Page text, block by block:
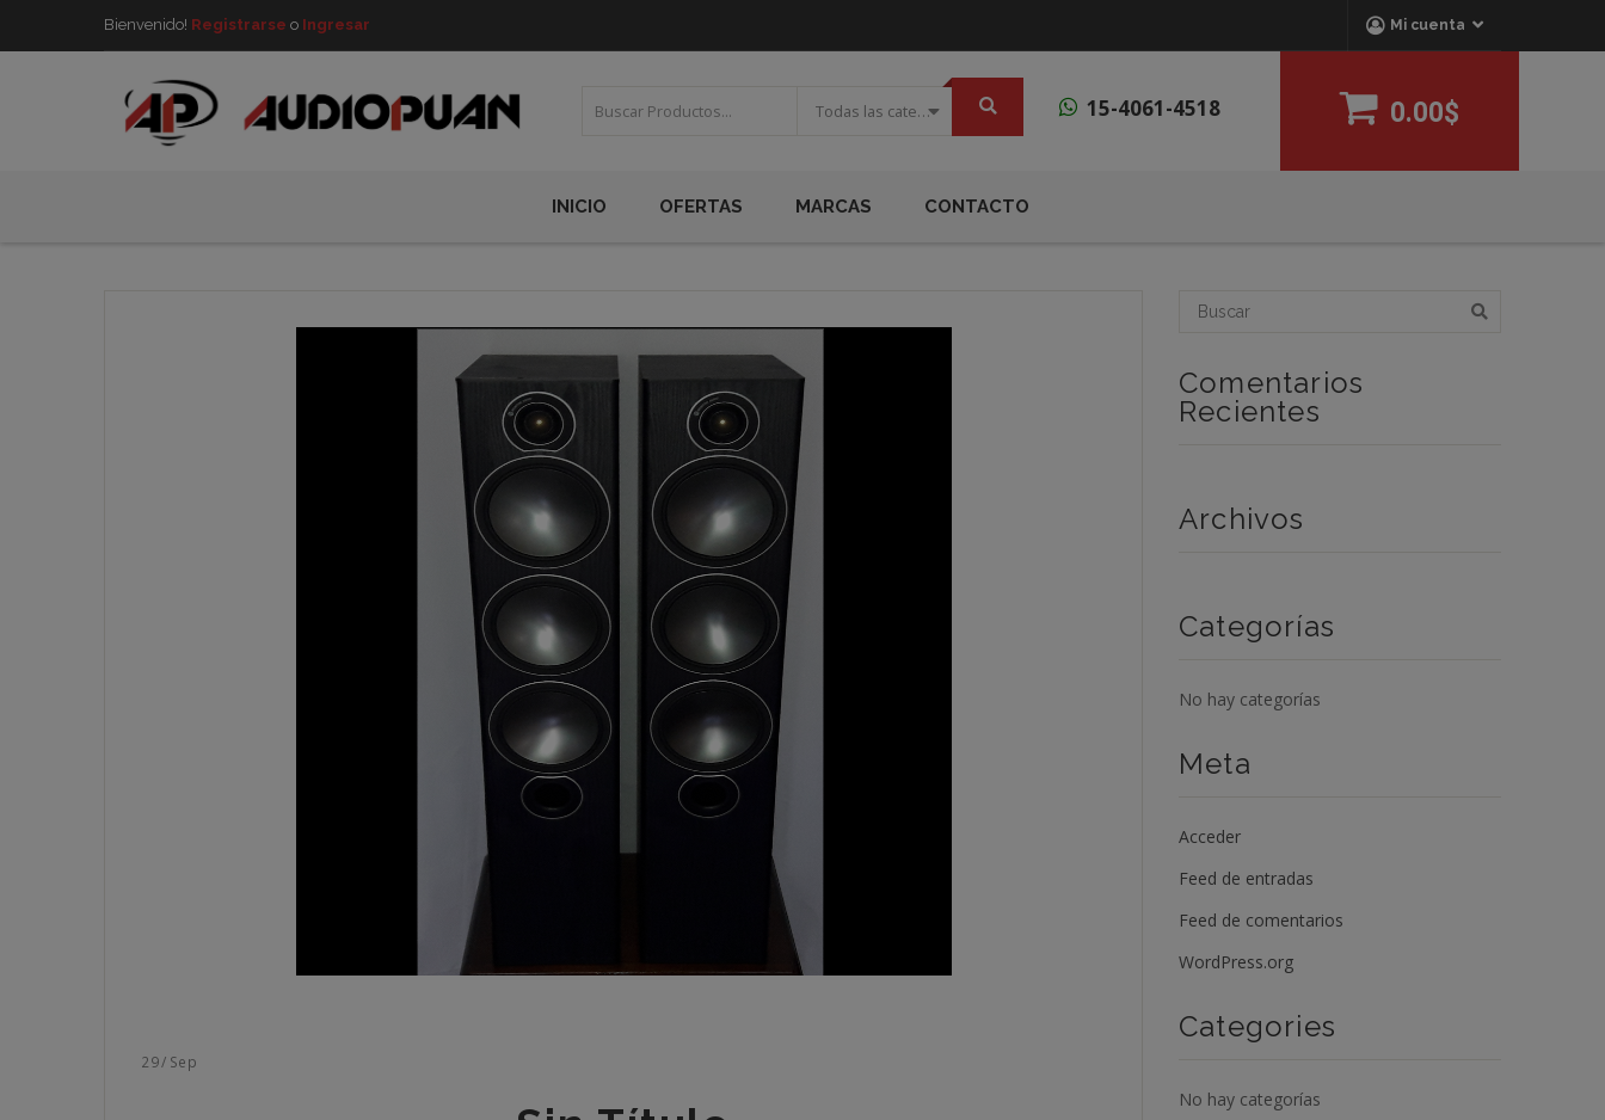
Bienvenido! Registrarse o Ingresar Mi cuenta
Todas las categorias 15-4061-4518 0.00$
INICIO OFERTAS MARCAS CONTACTO
29/ Sep
Comentarios
Recientes
Archivos
Categorías
No hay categorías
Meta
Acceder
Feed de entradas
Feed de comentarios
WordPress.org
Categories
No hay categorías